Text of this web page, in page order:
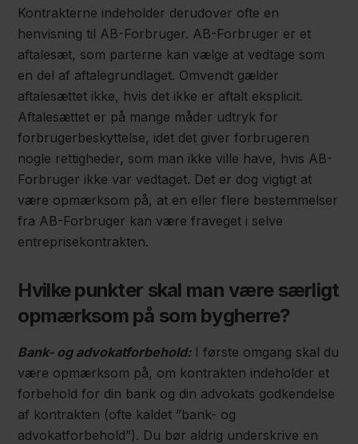
Kontrakterne indeholder derudover ofte en
henvisning til AB-Forbruger. AB-Forbruger er et
aftalesæt, som parterne kan vælge at vedtage som
en del af aftalegrundlaget. Omvendt gælder
aftalesættet ikke, hvis det ikke er aftalt eksplicit.
Aftalesættet er på mange måder udtryk for
forbrugerbeskyttelse, idet det giver forbrugeren
nogle rettigheder, som man ikke ville have, hvis AB-
Forbruger ikke var vedtaget. Det er dog vigtigt at
være opmærksom på, at en eller flere bestemmelser
fra AB-Forbruger kan være fraveget i selve
entreprisekontrakten.
Hvilke punkter skal man være særligt
opmærksom på som bygherre?
Bank- og advokatforbehold:I første omgang skal du
være opmærksom på, om kontrakten indeholder et
forbehold for din bank og din advokats godkendelse
af kontrakten (ofte kaldet ”bank- og
advokatforbehold”). Du bør aldrig underskrive en